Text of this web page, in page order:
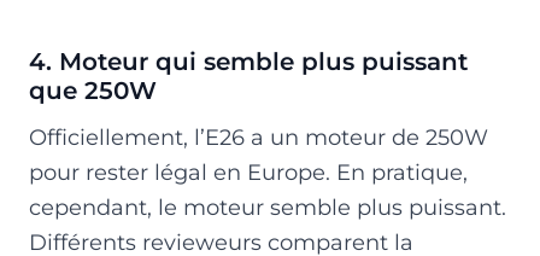
4. Moteur qui semble plus puissant
que 250W
Officiellement, l’E26 a un moteur de 250W
pour rester légal en Europe. En pratique,
cependant, le moteur semble plus puissant.
Différents revieweurs comparent la